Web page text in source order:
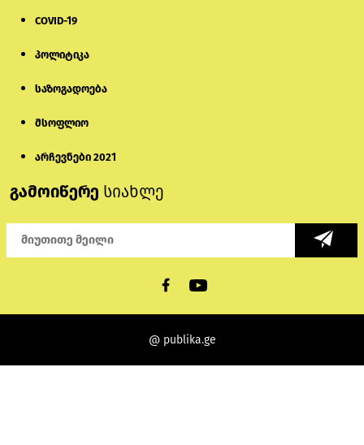
COVID-19
პოლიტიკა
საზოგადოება
მსოფლიო
არჩევნები 2021
გამოიწერე სიახლე
@ publika.ge